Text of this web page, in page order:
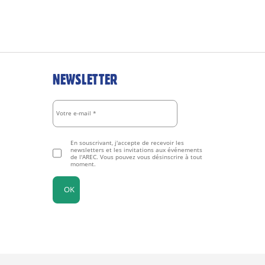
NEWSLETTER
En souscrivant, j'accepte de recevoir les
newsletters et les invitations aux événements
de l'AREC. Vous pouvez vous désinscrire à tout
moment.